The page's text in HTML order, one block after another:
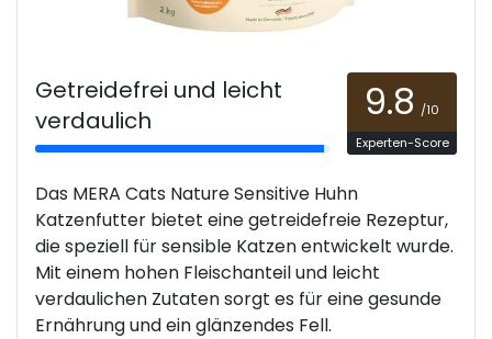
Getreidefrei und leicht
verdaulich
9.8 /10
Experten-Score
Das MERA Cats Nature Sensitive Huhn
Katzenfutter bietet eine getreidefreie Rezeptur,
die speziell für sensible Katzen entwickelt wurde.
Mit einem hohen Fleischanteil und leicht
verdaulichen Zutaten sorgt es für eine gesunde
Ernährung und ein glänzendes Fell.